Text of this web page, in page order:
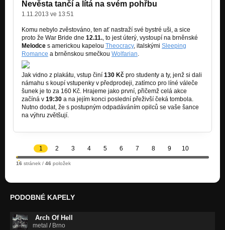
Nevěsta tančí a lítá na svém pohřbu
1.11.2013 ve 13:51
Komu nebylo zvěstováno, ten ať nastraží své bystré uši, a sice
proto že War Bride dne 12.11., to jest úterý, vystoupí na brněnské
Melodce s americkou kapelou Theocracy, italskými Sleeping
Romance a brněnskou smečkou Wolfarian.
Jak vidno z plakátu, vstup činí 130 Kč pro studenty a ty, jenž si dali
námahu s koupí vstupenky v předprodeji, zatímco pro líné váleče
šunek je to za 160 Kč. Hrajeme jako první, přičemž celá akce
začíná v 19:30 a na jejím konci poslední přeživší čeká tombola.
Nutno dodat, že s postupným odpadáváním opilců se vaše šance
na výhru zvětšují.
1 2 3 4 5 6 7 8 9 10
16 stránek / 46 položek
PODOBNÉ KAPELY
Arch Of Hell
metal / Brno